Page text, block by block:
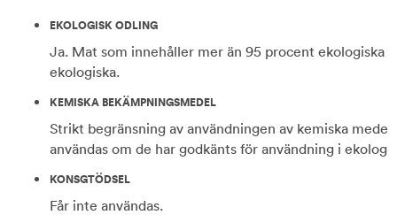
EKOLOGISK ODLING
Ja. Mat som innehåller mer än 95 procent ekologiska
ekologiska.
KEMISKA BEKÄMPNINGSMEDEL
Strikt begränsning av användningen av kemiska
användas om de har godkänts för användning i
KONSGTÖDSEL
Får inte användas.